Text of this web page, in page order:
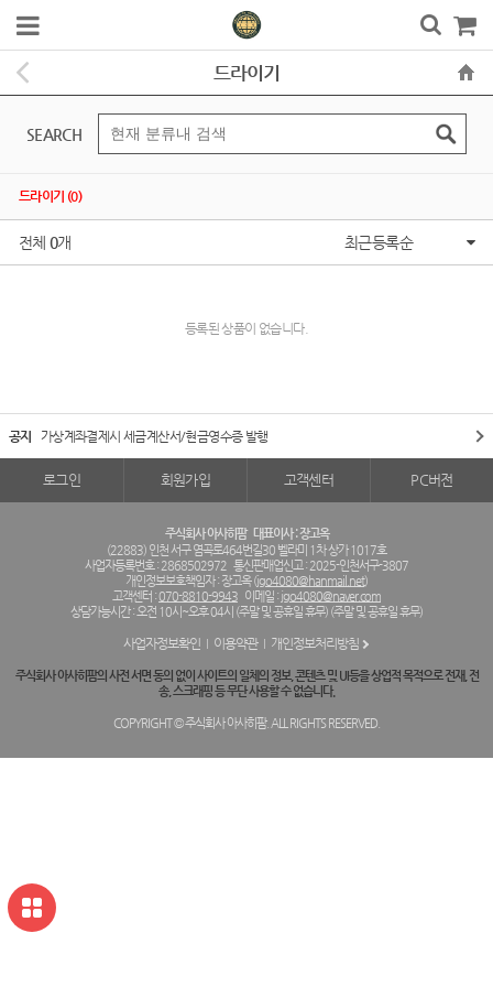
드라이기
SEARCH
드라이기 (0)
전체 0개 최근등록순
등록된 상품이 없습니다.
공지 가상계좌결제시 세금계산서/현금영수증 발행
로그인 회원가입 고객센터 PC버전
주식회사 아사히팜 대표이사 : 장고옥
(22883) 인천 서구 염곡로464번길30 벨라미 1차 상가 1017호
사업자등록번호 : 2868502972 통신판매업신고 : 2025-인천서구-3807
개인정보보호책임자 : 장고옥 (jgo4080@hanmail.net)
고객센터 :070-8810-9943 이메일 : jgo4080@naver.com
상담가능시간 : 오전 10시~오후 04시 (주말 및 공휴일 휴무) (주말 및 공휴일 휴무)
사업자정보확인 이용약관 개인정보처리방침
주식회사 아사히팜의 사전 서면 동의 없이 사이트의 일체의 정보, 콘텐츠 및 UI등을 상업적 목적으로 전재, 전
송, 스크래핑 등 무단 사용할 수 없습니다.
COPYRIGHT © 주식회사 아사히팜. ALL RIGHTS RESERVED.